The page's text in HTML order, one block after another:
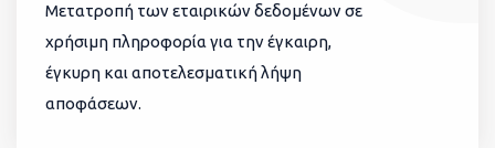
Μετατροπή των εταιρικών δεδομένων σε
χρήσιμη πληροφορία για την έγκαιρη,
έγκυρη και αποτελεσματική λήψη
αποφάσεων.